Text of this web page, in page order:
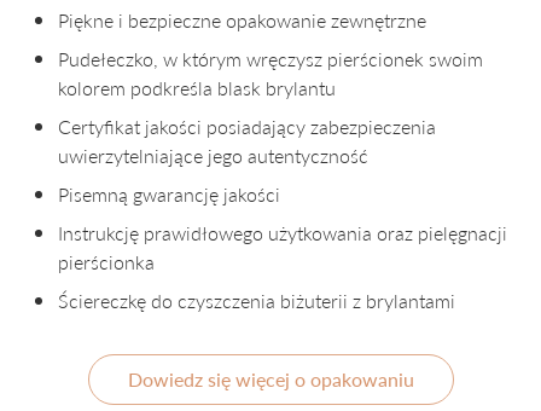
Piękne i bezpieczne opakowanie zewnętrzne
Pudełeczko, w którym wręczysz pierścionek swoim
kolorem podkreśla blask brylantu
Certyfikat jakości posiadający zabezpieczenia
uwierzytelniające jego autentyczność
Pisemną gwarancję jakości
Instrukcję prawidłowego użytkowania oraz pielęgnacji
pierścionka
Ściereczkę do czyszczenia biżuterii z brylantami
Dowiedz się więcej o opakowaniu